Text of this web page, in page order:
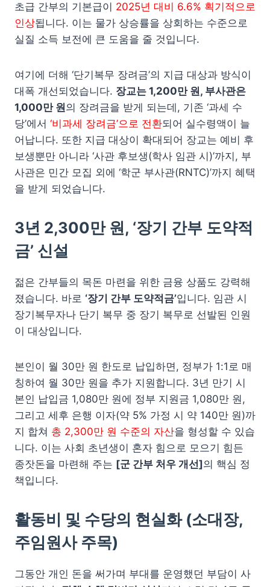
초급 간부의 기본급이 2025년 대비 6.6% 획기적으로
인상됩니다. 이는 물가 상승률을 상회하는 수준으로
실질 소득 보전에 큰 도움을 줄 것입니다.
여기에 더해 ‘단기복무 장려금’의 지급 대상과 방식이
대폭 개선되었습니다. 장교는 1,200만 원, 부사관은
1,000만 원의 장려금을 받게 되는데, 기존 ‘과세 수
당’에서 ‘비과세 장려금’으로 전환되어 실수령액이 늘
어납니다. 또한 지급 대상이 확대되어 장교는 예비 후
보생뿐만 아니라 ‘사관 후보생(학사 임관 시)’까지, 부
사관은 민간 모집 외에 ‘학군 부사관(RNTC)’까지 혜택
을 받게 되었습니다.
3년 2,300만 원, ‘장기 간부 도약적
금’ 신설
젊은 간부들의 목돈 마련을 위한 금융 상품도 강력해
졌습니다. 바로 ‘장기 간부 도약적금’입니다. 임관 시
장기복무자나 단기 복무 중 장기 복무로 선발된 인원
이 대상입니다.
본인이 월 30만 원 한도로 납입하면, 정부가 1:1로 매
칭하여 월 30만 원을 추가 지원합니다. 3년 만기 시
본인 납입금 1,080만 원에 정부 지원금 1,080만 원,
그리고 세후 은행 이자(약 5% 가정 시 약 140만 원)까
지 합쳐 총 2,300만 원 수준의 자산을 형성할 수 있습
니다. 이는 사회 초년생이 혼자 힘으로 모으기 힘든
종잣돈을 마련해 주는 [군 간부 처우 개선]의 핵심 정
책입니다.
활동비 및 수당의 현실화 (소대장,
주임원사 주목)
그동안 개인 돈을 써가며 부대를 운영했던 부담이 사